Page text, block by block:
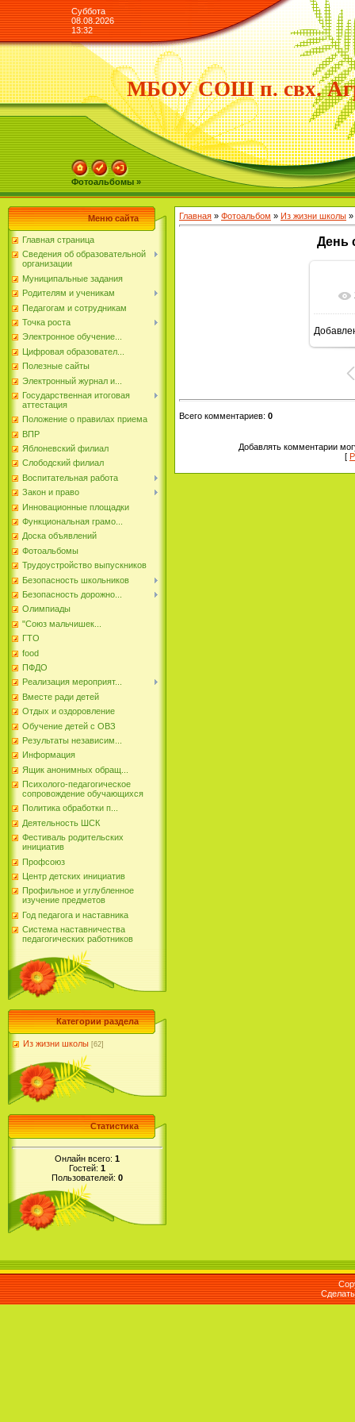
Суббота
08.08.2026
13:32
МБОУ СОШ п. свх.
Фотоальбомы »
Меню сайта
Главная страница
Сведения об образовательной
организации
Муниципальные задания
Родителям и ученикам
Педагогам и сотрудникам
Точка роста
Электронное обучение...
Цифровая образовател...
Полезные сайты
Электронный журнал и...
Государственная итоговая
аттестация
Положение о правилах приема
ВПР
Яблоневский филиал
Слободский филиал
Воспитательная работа
Закон и право
Инновационные площадки
Функциональная грамо...
Доска объявлений
Фотоальбомы
Трудоустройство выпускников
Безопасность школьников
Безопасность дорожно...
Олимпиады
"Союз мальчишек...
ГТО
food
ПФДО
Реализация мероприят...
Вместе ради детей
Отдых и оздоровление
Обучение детей с ОВЗ
Результаты независим...
Информация
Ящик анонимных обращ...
Психолого-педагогическое
сопровождение обучающихся
Политика обработки п...
Деятельность ШСК
Фестиваль родительских
инициатив
Профсоюз
Центр детских инициатив
Профильное и углубленное
изучение предметов
Год педагога и наставника
Система наставничества
педагогических работников
Категории раздела
Из жизни школы [62]
Статистика
Онлайн всего: 1
Гостей: 1
Пользователей: 0
Главная » Фотоальбом » Из жизни школы »
День
Всего комментариев: 0
Добавлять комментарии
[